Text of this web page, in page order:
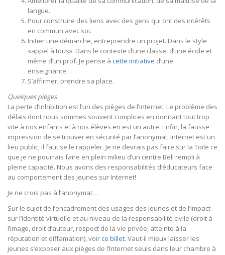
langue.
Pour construire des liens avec des gens qui ont des intérêts
en commun avec soi.
Initier une démarche, entreprendre un projet. Dans le style
«appel à tous». Dans le contexte d’une classe, d’une école et
même d’un prof. Je pense à cette initiative d’une
enseignante…
S’affirmer, prendre sa place.
Quelques pièges
La perte d’inhibition est l’un des pièges de l’Internet. Le problème des
délais dont nous sommes souvent complices en donnant tout trop
vite à nos enfants et à nos élèves en est un autre. Enfin, la fausse
impression de se trouver en sécurité par l’anonymat. Internet est un
lieu public; il faut se le rappeler. Je ne devrais pas faire sur la Toile ce
que je ne pourrais faire en plein milieu d’un centre Bell rempli à
pleine capacité. Nous avons des responsabilités d’éducateurs face
au comportement des jeunes sur Internet!
Je ne crois pas à l’anonymat…
Sur le sujet de l’encadrement des usages des jeunes et de l’impact
sur l’identité virtuelle et au niveau de la responsabilité civile (droit à
l’image, droit d’auteur, respect de la vie privée, atteinte à la
réputation et diffamation), voirce billet. Vaut-il mieux laisser les
jeunes s’exposer aux pièges de l’Internet seuls dans leur chambre à